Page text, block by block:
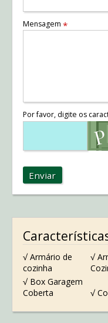
Mensagem *
Por favor, digite os
Enviar
√ Armário de
cozinha
√
√ Box Garagem
Coberta
√